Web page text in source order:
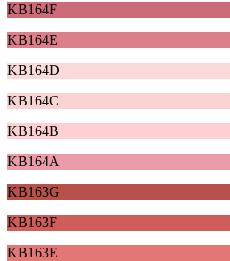
KB164F
KB164E
KB164D
KB164C
KB164B
KB164A
KB163G
KB163F
KB163E